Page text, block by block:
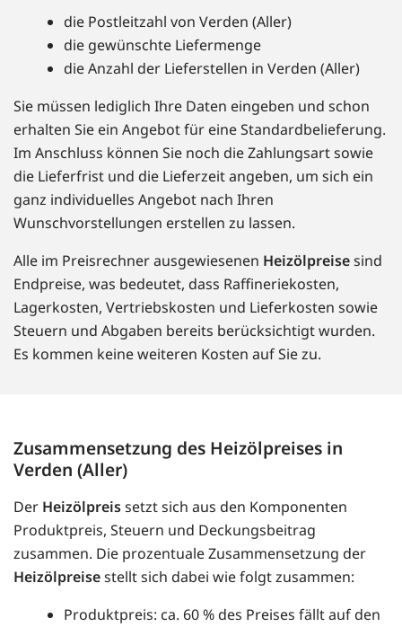
die Postleitzahl von Verden (Aller)
die gewünschte Liefermenge
die Anzahl der Lieferstellen in Verden (Aller)
Sie müssen lediglich Ihre Daten eingeben und schon
erhalten Sie ein Angebot für eine Standardbelieferung.
Im Anschluss können Sie noch die Zahlungsart sowie
die Lieferfrist und die Lieferzeit angeben, um sich ein
ganz individuelles Angebot nach Ihren
Wunschvorstellungen erstellen zu lassen.
Alle im Preisrechner ausgewiesenen Heizölpreisesind
Endpreise, was bedeutet, dass Raffineriekosten,
Lagerkosten, Vertriebskosten und Lieferkosten sowie
Steuern und Abgaben bereits berücksichtigt wurden.
Es kommen keine weiteren Kosten auf Sie zu.
Zusammensetzung des Heizölpreises in
Verden (Aller)
Der Heizölpreissetzt sich aus den Komponenten
Produktpreis, Steuern und Deckungsbeitrag
zusammen. Die prozentuale Zusammensetzung der
Heizölpreisestellt sich dabei wie folgt zusammen:
Produktpreis: ca. 60 % des Preises fällt auf den